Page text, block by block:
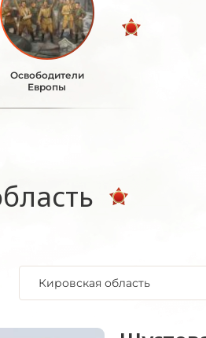
Освободители
Европы
Кировская область